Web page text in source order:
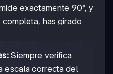
exactamente 90°, y
has girado
Siempre verifica
escala correcta del